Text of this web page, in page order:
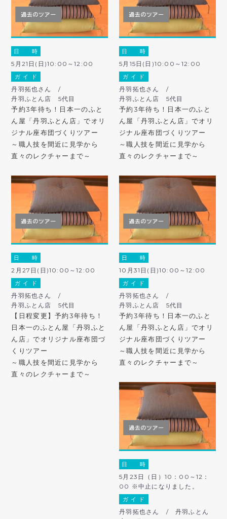
日 時
5月21日(日)10:00～12:00
ガ イ ド
丹羽拓也さん /
丹羽ふとん店 5代目
予約3年待ち！日本一のふと
ん屋「丹羽ふとん店」でオリ
ジナル座布団づくりツアー
～職人技を間近に見学から
直々のレクチャーまで～
日 時
5月15日(日)10:00～12:00
ガ イ ド
丹羽拓也さん /
丹羽ふとん店 5代目
予約3年待ち！日本一のふと
ん屋「丹羽ふとん店」でオリ
ジナル座布団づくりツアー
～職人技を間近に見学から
直々のレクチャーまで～
日 時
2月27日(日)10:00～12:00
ガ イ ド
丹羽拓也さん /
丹羽ふとん店 5代目
【日程変更】予約3年待ち！
日本一のふとん屋「丹羽ふと
ん店」でオリジナル座布団づ
くりツアー
～職人技を間近に見学から
直々のレクチャーまで～
日 時
10月31日(日)10:00～12:00
ガ イ ド
丹羽拓也さん /
丹羽ふとん店 5代目
予約3年待ち！日本一のふと
ん屋「丹羽ふとん店」でオリ
ジナル座布団づくりツアー
～職人技を間近に見学から
直々のレクチャーまで～
日 時
5月23日（日）10：00～12：
00 ※中止になりました。
ガ イ ド
丹羽拓也さん / 丹羽ふとん